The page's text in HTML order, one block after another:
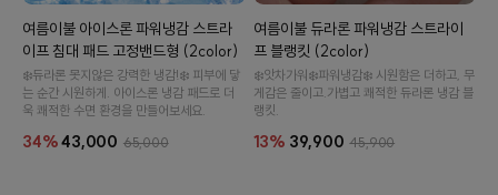
여름이불 아이스론 파워냉감 스트라
이프 침대 패드 고정밴드형 (2color)
❄️듀라론 못지않은 강력한 냉감!❄️ 피부에 닿
는 순간 시원하게. 아이스론 냉감 패드로 더
욱 쾌적한 수면 환경을 만들어보세요.
34%43,000 65,000
여름이불 듀라론 파워냉감 스트라이
프 블랭킷 (2color)
❄️앗차가워❄️파워냉감❄️ 시원함은 더하고, 무
게감은 줄이고.가볍고 쾌적한 듀라론 냉감 블
랭킷.
13% 39,900 45,900